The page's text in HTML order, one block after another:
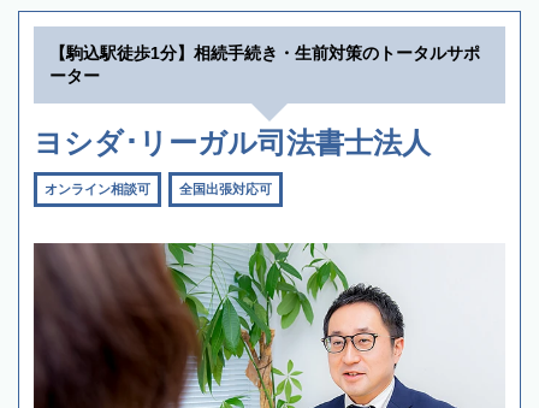
【駒込駅徒歩1分】相続手続き・生前対策のトータルサポ
ーター
ヨシダ･リーガル司法書士法人
オンライン相談可 全国出張対応可